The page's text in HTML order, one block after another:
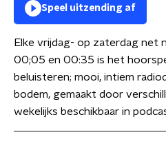
Speel uitzending af
Elke vrijdag- op zaterdag net
00;05 en 00:35 is het
beluisteren; mooi, intiem
bodem, gemaakt door
wekelijks beschikbaar in